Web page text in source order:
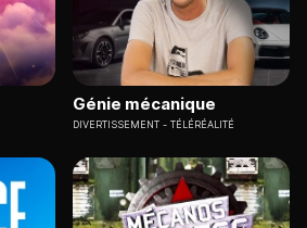
Génie mécanique
DIVERTISSEMENT TÉLÉRÉALITÉ